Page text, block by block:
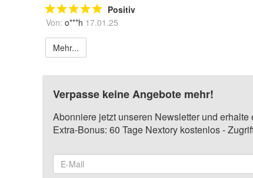
Positiv
Von: o***h 17.01.25
Mehr...
Verpasse keine Angebote mehr!
Abonniere jetzt unseren Newsletter und
Extra-Bonus: 60 Tage Nextory kostenlos -